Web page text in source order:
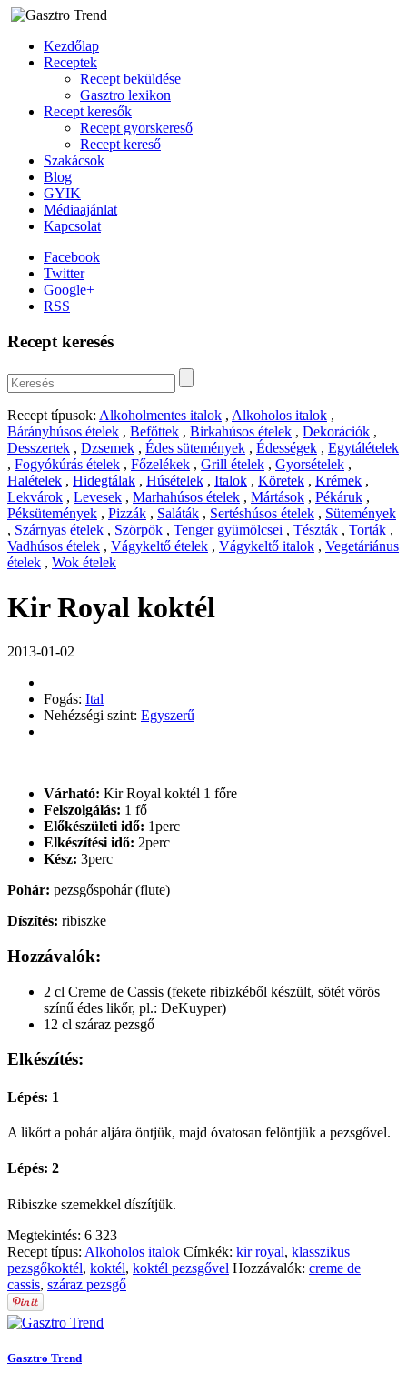
Kezdőlap
Receptek
Recept beküldése
Gasztro lexikon
Recept keresők
Recept gyorskereső
Recept kereső
Szakácsok
Blog
GYIK
Médiaajánlat
Kapcsolat
Facebook
Twitter
Google+
RSS
Recept keresés
Recept típusok: Alkoholmentes italok , Alkoholos italok ,
Bárányhúsos ételek , Befőttek , Birkahúsos ételek , Dekorációk ,
Desszertek , Dzsemek , Édes sütemények , Édességek , Egytálételek
, Fogyókúrás ételek , Főzelékek , Grill ételek , Gyorsételek ,
Halételek , Hidegtálak , Húsételek , Italok , Köretek , Krémek ,
Lekvárok , Levesek , Marhahúsos ételek , Mártások , Pékáruk ,
Péksütemények , Pizzák , Saláták , Sertéshúsos ételek , Sütemények
, Szárnyas ételek , Szörpök , Tenger gyümölcsei , Tészták , Torták ,
Vadhúsos ételek , Vágykeltő ételek , Vágykeltő italok , Vegetáriánus
ételek , Wok ételek
Kir Royal koktél
2013-01-02
Fogás: Ital
Nehézségi szint: Egyszerű
Várható: Kir Royal koktél 1 főre
Felszolgálás: 1 fő
Előkészületi idő: 1perc
Elkészítési idő: 2perc
Kész: 3perc
Pohár: pezsgőspohár (flute)
Díszítés: ribiszke
Hozzávalók:
2 cl Creme de Cassis (fekete ribizkéből készült, sötét vörös
színű édes likőr, pl.: DeKuyper)
12 cl száraz pezsgő
Elkészítés:
Lépés: 1
A likőrt a pohár aljára öntjük, majd óvatosan felöntjük a pezsgővel.
Lépés: 2
Ribiszke szemekkel díszítjük.
Megtekintés: 6 323
Recept típus: Alkoholos italok Címkék: kir royal, klasszikus
pezsgőkoktél, koktél, koktél pezsgővel Hozzávalók: creme de
cassis, száraz pezsgő
Gasztro Trend